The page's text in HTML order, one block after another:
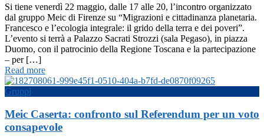
Si tiene venerdì 22 maggio, dalle 17 alle 20, l’incontro organizzato
dal gruppo Meic di Firenze su “Migrazioni e cittadinanza planetaria.
Francesco e l’ecologia integrale: il grido della terra e dei poveri”.
L’evento si terrà a Palazzo Sacrati Strozzi (sala Pegaso), in piazza
Duomo, con il patrocinio della Regione Toscana e la partecipazione
– per […]
Read more
Gruppi
Meic Caserta: confronto sul Referendum per un voto
consapevole